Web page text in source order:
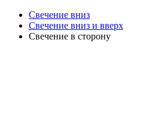
Свечение вниз
Свечение вниз и вверх
Свечение в сторону